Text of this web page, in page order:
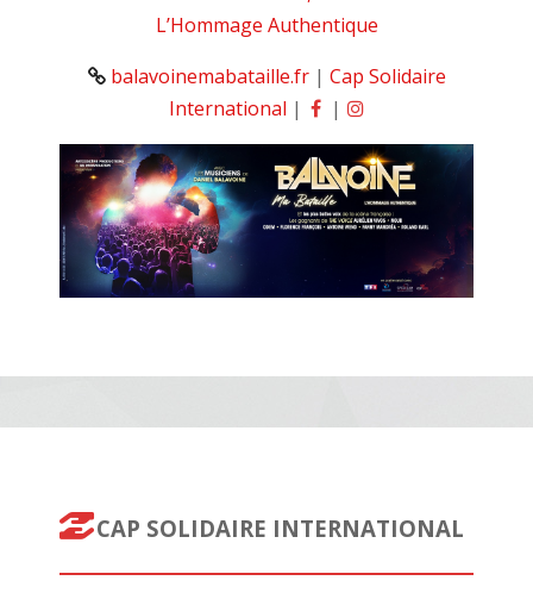
L’Hommage Authentique
balavoinemabataille.fr | Cap Solidaire
International | |
CAP SOLIDAIRE INTERNATIONAL